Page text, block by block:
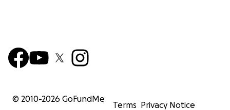
© 2010-2026 GoFundMe
Terms Privacy Notice